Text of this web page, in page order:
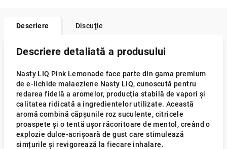
Descriere Discuţie
Descriere detaliată a produsului
Nasty LIQ Pink Lemonade face parte din gama premium
de e-lichide malaeziene Nasty LIQ, cunoscută pentru
redarea fidelă a aromelor, producția stabilă de vapori și
calitatea ridicată a ingredientelor utilizate. Această
aromă combină căpșunile roz suculente, citricele
proaspete și o tentă ușor răcoritoare de mentol, creând o
explozie dulce-acrișoară de gust care stimulează
simțurile și revigorează la fiecare inhalare.